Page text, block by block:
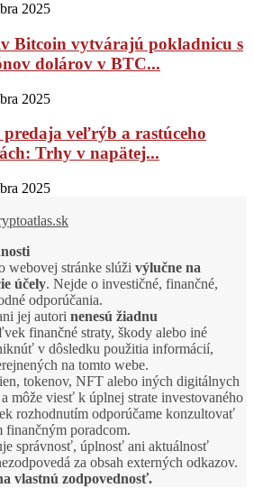
2025
Bitcoin vytvárajú pokladnicu s
dolárov v BTC...
2025
veľrýb a rastúceho
Trhy v napätej...
2025
webovej stránke slúži výlučne na
účely. Nejde o investičné, finančné,
odporúčania.
jej autori nenesú žiadnu
finančné straty, škody alebo iné
v dôsledku použitia informácií,
na tomto webe.
tokenov, NFT alebo iných digitálnych
a môže viesť k úplnej strate investovaného
rozhodnutím odporúčame konzultovať
poradcom.
správnosť, úplnosť ani aktuálnosť
za obsah externých odkazov.
vlastnú zodpovednosť.